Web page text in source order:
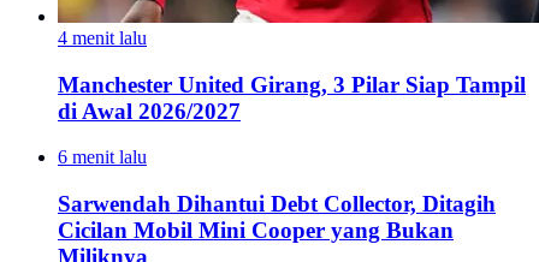
4 menit lalu
Manchester United Girang, 3 Pilar Siap Tampil
di Awal 2026/2027
6 menit lalu
Sarwendah Dihantui Debt Collector, Ditagih
Cicilan Mobil Mini Cooper yang Bukan
Miliknya